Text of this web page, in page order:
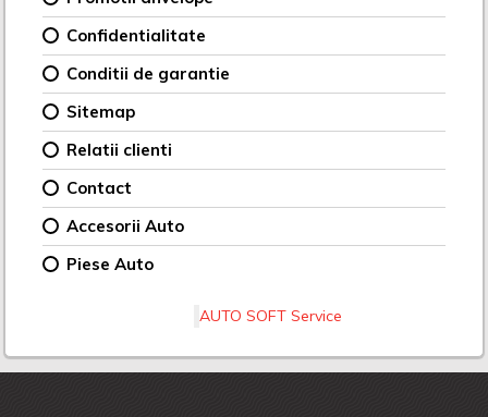
Confidentialitate
Conditii de garantie
Sitemap
Relatii clienti
Contact
Accesorii Auto
Piese Auto
AUTO SOFT Service